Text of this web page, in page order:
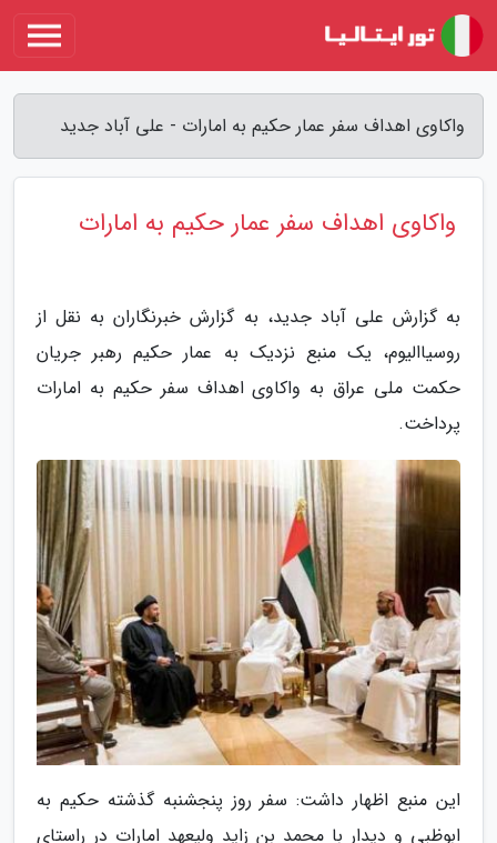
واکاوی اهداف سفر عمار حکیم به امارات - علی آباد جدید
واکاوی اهداف سفر عمار حکیم به امارات
به گزارش علی آباد جدید، به گزارش خبرنگاران به نقل از
روسیاالیوم، یک منبع نزدیک به عمار حکیم رهبر جریان
حکمت ملی عراق به واکاوی اهداف سفر حکیم به امارات
پرداخت.
این منبع اظهار داشت: سفر روز پنجشنبه گذشته حکیم به
ابوظبی و دیدار با محمد بن زاید ولیعهد امارات در راستای